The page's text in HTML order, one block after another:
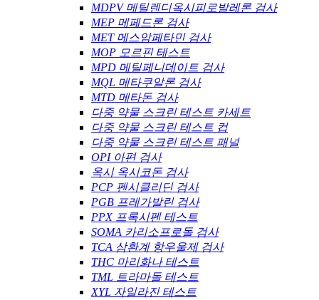
MDPV 메틸렌디옥시피로발레론 검사
MEP 메페드론 검사
MET 메스암페타민 검사
MOP 모르핀 테스트
MPD 메틸페니데이트 검사
MQL 메타쿠알론 검사
MTD 메타돈 검사
다중 약물 스크린 테스트 카세트
다중 약물 스크린 테스트 컵
다중 약물 스크린 테스트 패널
OPI 아편 검사
옥시 옥시코돈 검사
PCP 펜시클리딘 검사
PGB 프레가발린 검사
PPX 프록시펜 테스트
SOMA 카리소프로돌 검사
TCA 삼환계 항우울제 검사
THC 마리화나 테스트
TML 트라마돌 테스트
XYL 자일라진 테스트